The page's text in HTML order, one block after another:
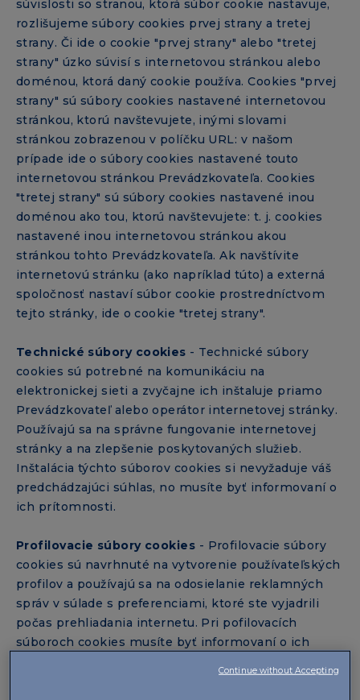
súvislosti so stranou, ktorá súbor cookie nastavuje,
rozlišujeme súbory cookies prvej strany a tretej
strany. Či ide o cookie "prvej strany" alebo "tretej
strany" úzko súvisí s internetovou stránkou alebo
doménou, ktorá daný cookie používa. Cookies "prvej
strany" sú súbory cookies nastavené internetovou
stránkou, ktorú navštevujete, inými slovami
stránkou zobrazenou v políčku URL: v našom
prípade ide o súbory cookies nastavené touto
internetovou stránkou Prevádzkovateľa. Cookies
"tretej strany" sú súbory cookies nastavené inou
doménou ako tou, ktorú navštevujete: t. j. cookies
nastavené inou internetovou stránkou akou
stránkou tohto Prevádzkovateľa. Ak navštívite
internetovú stránku (ako napríklad túto) a externá
spoločnosť nastaví súbor cookie prostredníctvom
tejto stránky, ide o cookie "tretej strany".
Technické súbory cookies - Technické súbory
cookies sú potrebné na komunikáciu na
elektronickej sieti a zvyčajne ich inštaluje priamo
Prevádzkovateľ alebo operátor internetovej stránky.
Používajú sa na správne fungovanie internetovej
stránky a na zlepšenie poskytovaných služieb.
Inštalácia týchto súborov cookies si nevyžaduje váš
predchádzajúci súhlas, no musíte byť informovaní o
ich prítomnosti.
Profilovacie súbory cookies - Profilovacie súbory
cookies sú navrhnuté na vytvorenie používateľských
profilov a používajú sa na odosielanie reklamných
správ v súlade s preferenciami, ktoré ste vyjadrili
počas prehliadania internetu. Pri pofilovacích
súboroch cookies musíte byť informovaní o ich
Continue without Accepting